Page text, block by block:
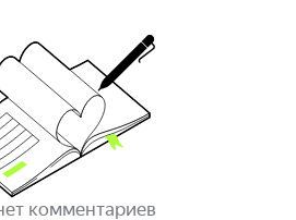
комментариев